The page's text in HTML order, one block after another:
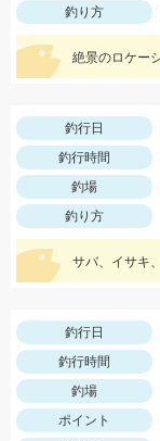
釣り方
釣行日
釣行時間
釣場
釣り方
釣行日
釣行時間
釣場
ポイント